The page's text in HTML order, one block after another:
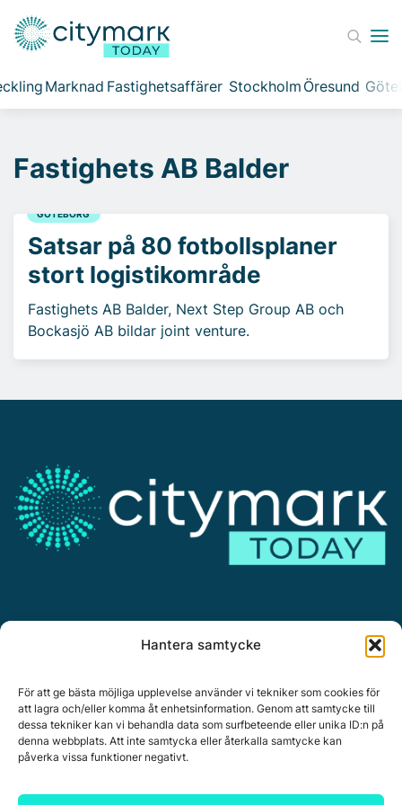
Hantera samtycke
För att ge bästa möjliga upplevelse använder vi tekniker som cookies för
att lagra och/eller komma åt enhetsinformation. Genom att samtycke till
dessa tekniker kan vi behandla data som surfbeteende eller unika ID:n på
denna webbplats. Att inte samtycka eller återkalla samtycke kan
påverka vissa funktioner negativt.
Marknad Fastighetsaffärer Stockholm Öresund
Fastighets AB Balder
GÖTEBORG
Satsar på 80 fotbollsplaner
stort logistikområde
Fastighets AB Balder, Next Step Group AB och
Bockasjö AB bildar joint venture.
Personuppgiftspolicy
www.citymark.se, Tel. växel 0651-15050,Policy för